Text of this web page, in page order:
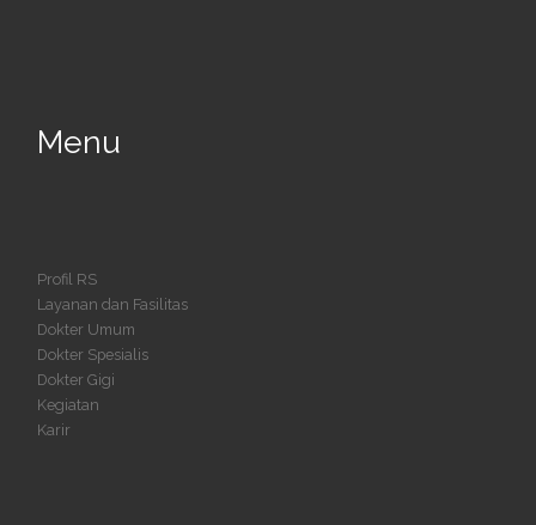
Menu
Profil RS
Layanan dan Fasilitas
Dokter Umum
Dokter Spesialis
Dokter Gigi
Kegiatan
Karir